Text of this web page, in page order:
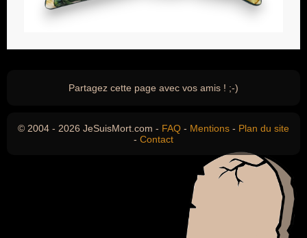
Partagez cette page avec vos amis ! ;-)
© 2004 - 2026 JeSuisMort.com - FAQ - Mentions - Plan du site
- Contact